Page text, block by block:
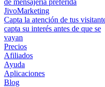
de mensajería preferida
JivoMarketing
Capta la atención de tus
capta su interés antes de que se
vayan
Precios
Afiliados
Ayuda
Aplicaciones
Blog